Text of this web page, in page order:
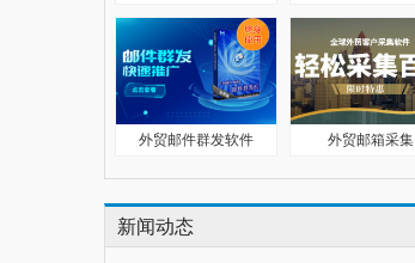
外贸邮件群发软件 外贸邮箱采集
新闻动态